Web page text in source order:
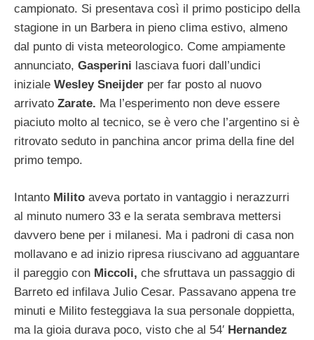
campionato. Si presentava così il primo posticipo della
stagione in un Barbera in pieno clima estivo, almeno
dal punto di vista meteorologico. Come ampiamente
annunciato, Gasperini lasciava fuori dall’undici
iniziale Wesley Sneijder per far posto al nuovo
arrivato Zarate. Ma l’esperimento non deve essere
piaciuto molto al tecnico, se è vero che l’argentino si è
ritrovato seduto in panchina ancor prima della fine del
primo tempo.
Intanto Milito aveva portato in vantaggio i nerazzurri
al minuto numero 33 e la serata sembrava mettersi
davvero bene per i milanesi. Ma i padroni di casa non
mollavano e ad inizio ripresa riuscivano ad agguantare
il pareggio con Miccoli, che sfruttava un passaggio di
Barreto ed infilava Julio Cesar. Passavano appena tre
minuti e Milito festeggiava la sua personale doppietta,
ma la gioia durava poco, visto che al 54′ Hernandez